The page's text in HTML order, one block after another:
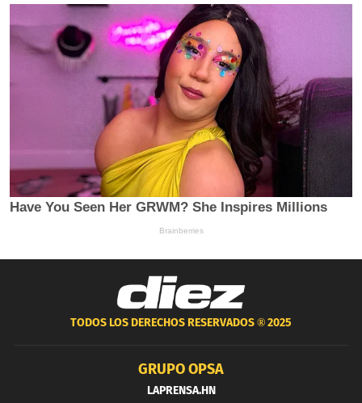
TODOS LOS DERECHOS RESERVADOS ®2025
GRUPO OPSA
LAPRENSA.HN